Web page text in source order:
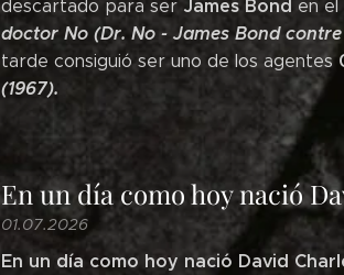
descartado para ser James Bond en el
doctor No (Dr. No - James Bond
tarde consiguió ser uno de los agentes
(1967).
En un día como hoy nació
01.07.2026
En un día como hoy nació David